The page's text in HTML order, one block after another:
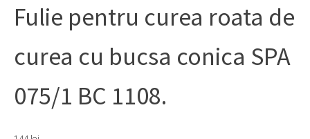
Fulie pentru curea roata de
curea cu bucsa conica SPA
075/1 BC 1108.